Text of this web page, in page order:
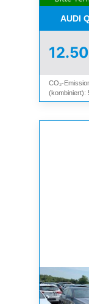
AUDI
CO₂-
(kombiniert):